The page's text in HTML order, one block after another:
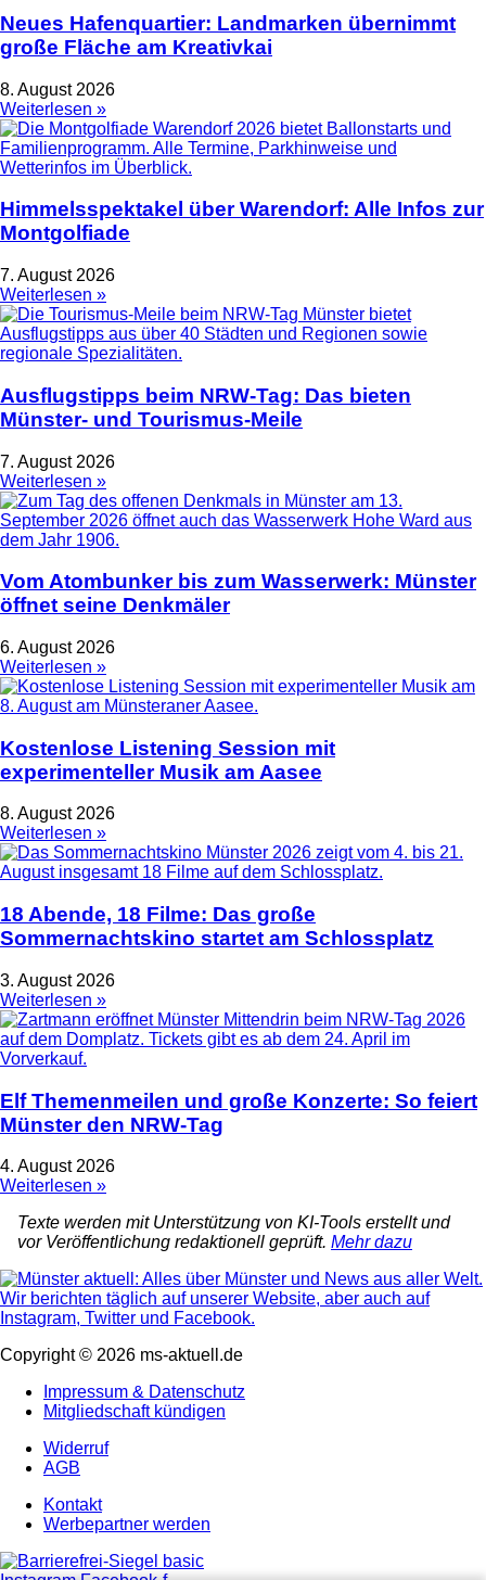
Neues Hafenquartier: Landmarken übernimmt
große Fläche am Kreativkai
8. August 2026
Weiterlesen »
Himmelsspektakel über Warendorf: Alle Infos zur
Montgolfiade
7. August 2026
Weiterlesen »
Ausflugstipps beim NRW-Tag: Das bieten
Münster- und Tourismus-Meile
7. August 2026
Weiterlesen »
Vom Atombunker bis zum Wasserwerk: Münster
öffnet seine Denkmäler
6. August 2026
Weiterlesen »
Kostenlose Listening Session mit
experimenteller Musik am Aasee
8. August 2026
Weiterlesen »
18 Abende, 18 Filme: Das große
Sommernachtskino startet am Schlossplatz
3. August 2026
Weiterlesen »
Elf Themenmeilen und große Konzerte: So feiert
Münster den NRW-Tag
4. August 2026
Weiterlesen »
Texte werden mit Unterstützung von KI-Tools erstellt und
vor Veröffentlichung redaktionell geprüft. Mehr dazu
Copyright © 2026 ms-aktuell.de
Impressum & Datenschutz
Mitgliedschaft kündigen
Widerruf
AGB
Kontakt
Werbepartner werden